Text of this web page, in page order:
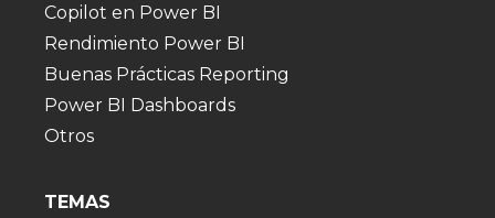
Copilot en Power BI
Rendimiento Power BI
Buenas Prácticas Reporting
Power BI Dashboards
Otros
TEMAS